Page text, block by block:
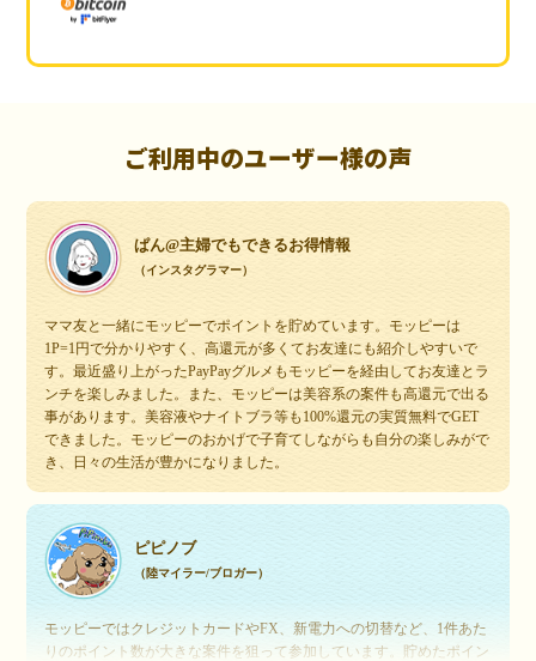
ご利用中のユーザー様の声
ぱん@主婦でもできるお得情報
（インスタグラマー）
ママ友と一緒にモッピーでポイントを貯めています。モッピーは
1P=1円で分かりやすく、高還元が多くてお友達にも紹介しやすいで
す。最近盛り上がったPayPayグルメもモッピーを経由してお友達とラ
ンチを楽しみました。また、モッピーは美容系の案件も高還元で出る
事があります。美容液やナイトブラ等も100%還元の実質無料でGET
できました。モッピーのおかげで子育てしながらも自分の楽しみがで
き、日々の生活が豊かになりました。
ピピノブ
（陸マイラー/ブロガー）
モッピーではクレジットカードやFX、新電力への切替など、1件あた
りのポイント数が大きな案件を狙って参加しています。貯めたポイン